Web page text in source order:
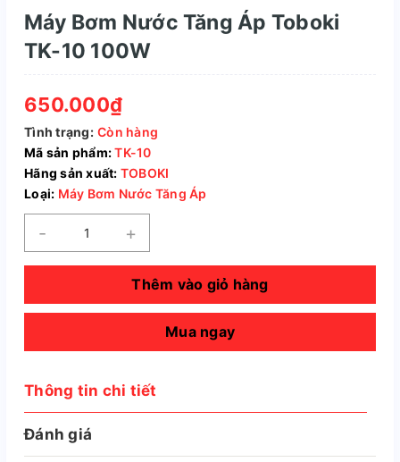
Máy Bơm Nước Tăng Áp Toboki
TK-10 100W
650.000₫
Tình trạng: Còn hàng
Mã sản phẩm:TK-10
Hãng sản xuất: TOBOKI
Loại: Máy Bơm Nước Tăng Áp
- +
Thêm vào giỏ hàng
Mua ngay
Thông tin chi tiết
Đánh giá